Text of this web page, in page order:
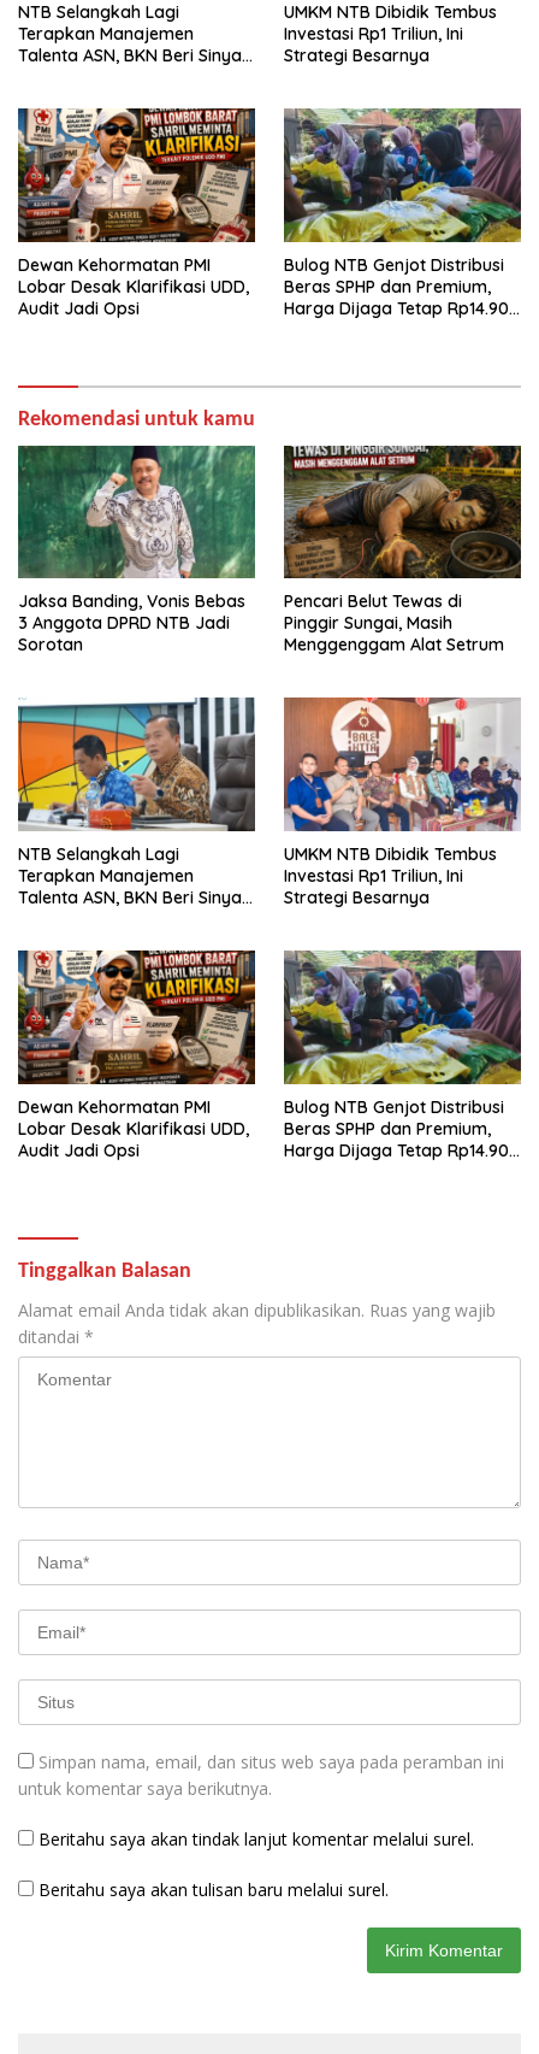
NTB Selangkah Lagi
Terapkan Manajemen
Talenta ASN, BKN Beri Sinyal
UMKM NTB Dibidik Tembus
Investasi Rp1 Triliun, Ini
Strategi Besarnya
Dewan Kehormatan PMI
Lobar Desak Klarifikasi UDD,
Audit Jadi Opsi
Bulog NTB Genjot Distribusi
Beras SPHP dan Premium,
Harga Dijaga Tetap Rp14.900
Rekomendasi untuk kamu
Jaksa Banding, Vonis Bebas
3 Anggota DPRD NTB Jadi
Sorotan
Pencari Belut Tewas di
Pinggir Sungai, Masih
Menggenggam Alat Setrum
NTB Selangkah Lagi
Terapkan Manajemen
Talenta ASN, BKN Beri Sinyal
UMKM NTB Dibidik Tembus
Investasi Rp1 Triliun, Ini
Strategi Besarnya
Dewan Kehormatan PMI
Lobar Desak Klarifikasi UDD,
Audit Jadi Opsi
Bulog NTB Genjot Distribusi
Beras SPHP dan Premium,
Harga Dijaga Tetap Rp14.900
Tinggalkan Balasan
Alamat email Anda tidak akan dipublikasikan. Ruas yang wajib
ditandai *
Simpan nama, email, dan situs web saya pada peramban ini
untuk komentar saya berikutnya.
Beritahu saya akan tindak lanjut komentar melalui surel.
Beritahu saya akan tulisan baru melalui surel.